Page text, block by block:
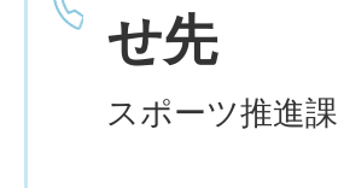
せ先
スポーツ推進課